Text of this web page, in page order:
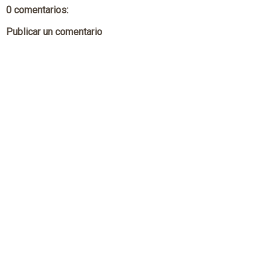
0 comentarios:
Publicar un comentario